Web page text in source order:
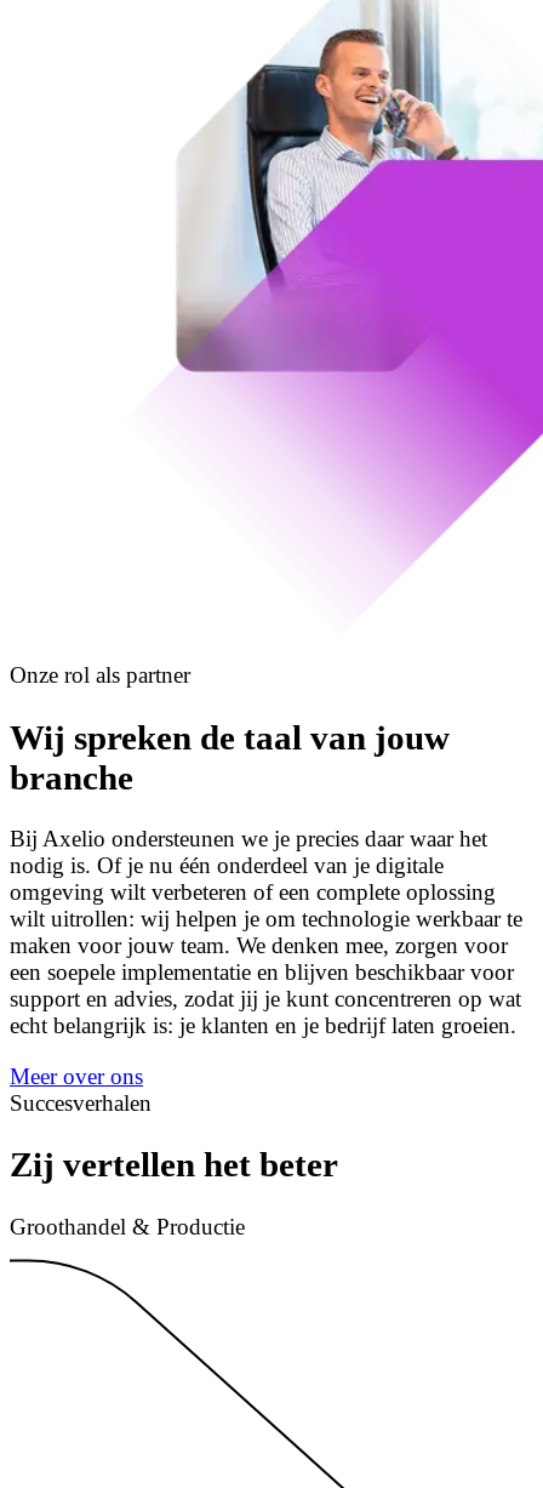
Onze rol als partner
Wij spreken de taal van jouw
branche
Bij Axelio ondersteunen we je precies daar waar het
nodig is. Of je nu één onderdeel van je digitale
omgeving wilt verbeteren of een complete oplossing
wilt uitrollen: wij helpen je om technologie werkbaar te
maken voor jouw team. We denken mee, zorgen voor
een soepele implementatie en blijven beschikbaar voor
support en advies, zodat jij je kunt concentreren op wat
echt belangrijk is: je klanten en je bedrijf laten groeien.
Meer over ons
Succesverhalen
Zij vertellen het beter
Groothandel & Productie